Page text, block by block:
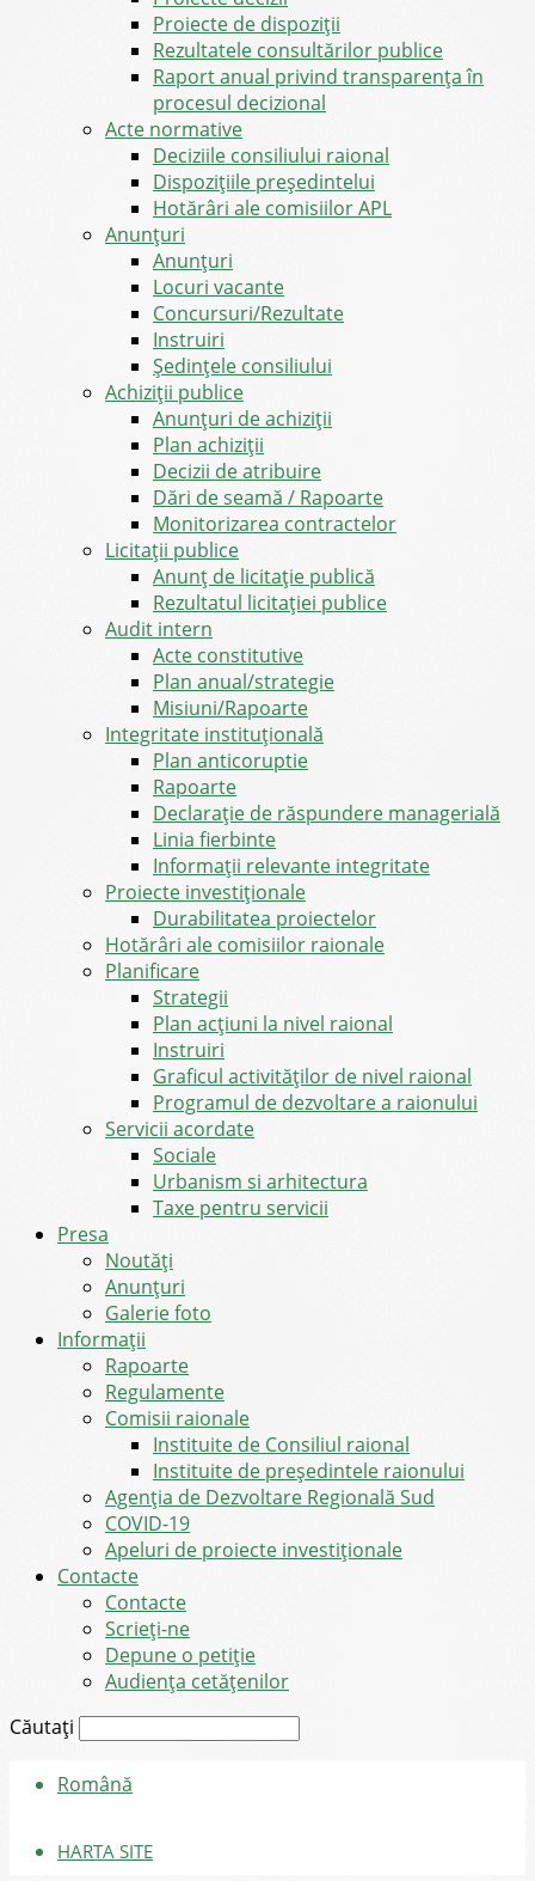
Proiecte de dispoziții
Rezultatele consultărilor publice
Raport anual privind transparenţa în
procesul decizional
Acte normative
Deciziile consiliului raional
Dispozițiile președintelui
Hotărâri ale comisiilor APL
Anunţuri
Anunţuri
Locuri vacante
Concursuri/Rezultate
Instruiri
Şedinţele consiliului
Achiziții publice
Anunțuri de achiziții
Plan achiziții
Decizii de atribuire
Dări de seamă / Rapoarte
Monitorizarea contractelor
Licitații publice
Anunț de licitație publică
Rezultatul licitației publice
Audit intern
Acte constitutive
Plan anual/strategie
Misiuni/Rapoarte
Integritate instituțională
Plan anticoruptie
Rapoarte
Declarație de răspundere managerială
Linia fierbinte
Informații relevante integritate
Proiecte investiționale
Durabilitatea proiectelor
Hotărâri ale comisiilor raionale
Planificare
Strategii
Plan acțiuni la nivel raional
Instruiri
Graficul activităților de nivel raional
Programul de dezvoltare a raionului
Servicii acordate
Sociale
Urbanism si arhitectura
Taxe pentru servicii
Presa
Noutăţi
Anunţuri
Galerie foto
Informații
Rapoarte
Regulamente
Comisii raionale
Instituite de Consiliul raional
Instituite de președintele raionului
Agenția de Dezvoltare Regională Sud
COVID-19
Apeluri de proiecte investiționale
Contacte
Contacte
Scrieți-ne
Depune o petiție
Audiența cetățenilor
Căutați
Română
HARTA SITE